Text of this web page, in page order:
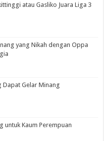
atau Gasliko Juara Liga 3
yang Nikah dengan Oppa
Dapat Gelar Minang
untuk Kaum Perempuan